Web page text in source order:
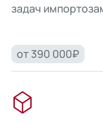
задач
от 390 000₽